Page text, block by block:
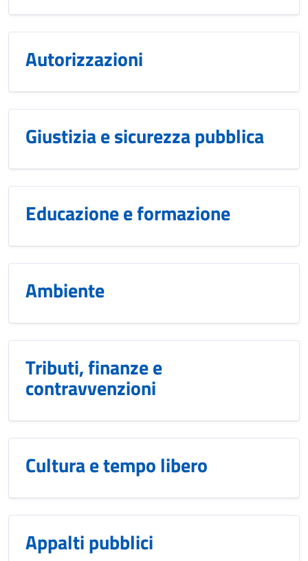
Autorizzazioni
Giustizia e sicurezza pubblica
Educazione e formazione
Ambiente
Tributi, finanze e
contravvenzioni
Cultura e tempo libero
Appalti pubblici